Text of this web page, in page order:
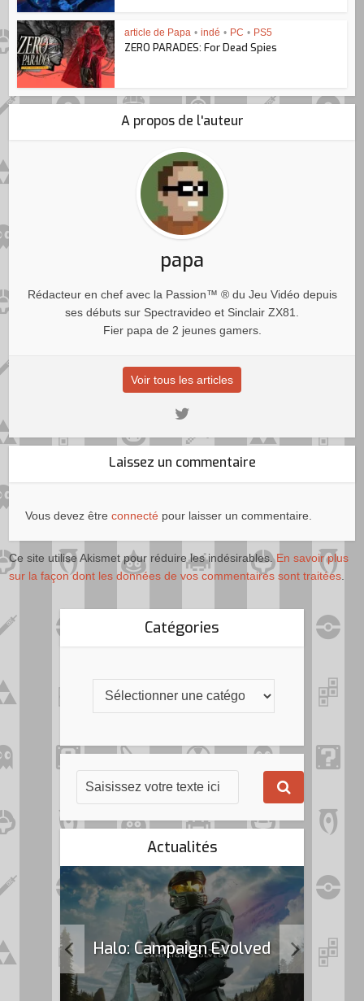
article de Papa • indé • PC • PS5
ZERO PARADES: For Dead Spies
A propos de l'auteur
papa
Rédacteur en chef avec la Passion™ ® du Jeu Vidéo depuis
ses débuts sur Spectravideo et Sinclair ZX81.
Fier papa de 2 jeunes gamers.
Voir tous les articles
Laissez un commentaire
Vous devez êtreconnecté pour laisser un commentaire.
Ce site utilise Akismet pour réduire les indésirables.En savoir plus
sur la façon dont les données de vos commentaires sont traitées
Catégories
Actualités
Halo: Campaign Evolved